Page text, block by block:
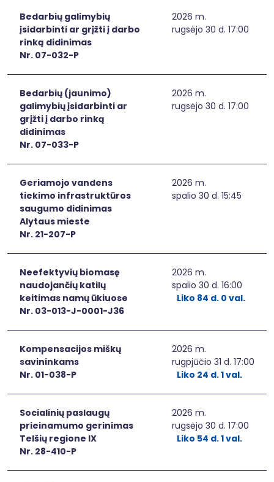
Bedarbių galimybių
įsidarbinti ar grįžti į darbo
rinką didinimas
Nr. 07-032-P
2026 m.
rugsėjo 30 d. 17:00
Bedarbių (jaunimo)
galimybių įsidarbinti ar
grįžti į darbo rinką
didinimas
Nr. 07-033-P
2026 m.
rugsėjo 30 d. 17:00
Geriamojo vandens
tiekimo infrastruktūros
saugumo didinimas
Alytaus mieste
Nr. 21-207-P
2026 m.
spalio 30 d. 15:45
Neefektyvių biomasę
naudojančių katilų
keitimas namų ūkiuose
Nr. 03-013-J-0001-J36
2026 m.
spalio 30 d. 16:00
Liko 84 d. 0 val.
Kompensacijos miškų
savininkams
Nr. 01-038-P
2026 m.
rugpjūčio 31 d. 17:00
Liko 24 d. 1 val.
Socialinių paslaugų
prieinamumo gerinimas
Telšių regione IX
Nr. 28-410-P
2026 m.
rugsėjo 30 d. 17:00
Liko 54 d. 1 val.